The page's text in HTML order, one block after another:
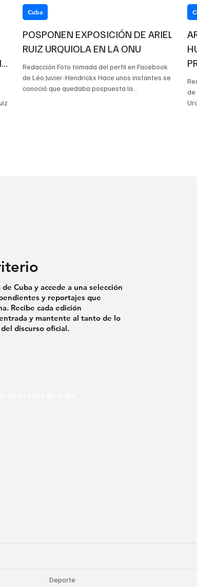
POSPONEN EXPOSICIÓN DE ARIEL
RUIZ URQUIOLA EN LA ONU
Redacción Foto tomada del perfil en Facebook
de Léo Juvier-Hendrickx Hace unos instantes se
conoció que quedaba pospuesta la
Cuba
de
Cuba y accede a una selección
y reportajes que
Recibe cada edición
y mantente al tanto de lo
discurso oficial.
Deporte